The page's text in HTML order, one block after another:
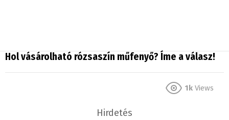
Hol vásárolható rózsaszín műfenyő? Íme a válasz!
1k Views
Hirdetés